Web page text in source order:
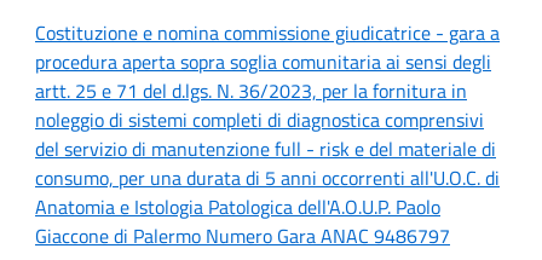
Costituzione e nomina commissione giudicatrice - gara a
procedura aperta sopra soglia comunitaria ai sensi degli
artt. 25 e 71 del d.lgs. N. 36/2023, per la fornitura in
noleggio di sistemi completi di diagnostica comprensivi
del servizio di manutenzione full - risk e del materiale di
consumo, per una durata di 5 anni occorrenti all'U.O.C. di
Anatomia e Istologia Patologica dell'A.O.U.P. Paolo
Giaccone di Palermo Numero Gara ANAC 9486797